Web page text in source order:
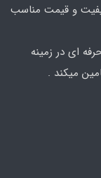
و قیمت مناسب
ای در زمینه
میکند .